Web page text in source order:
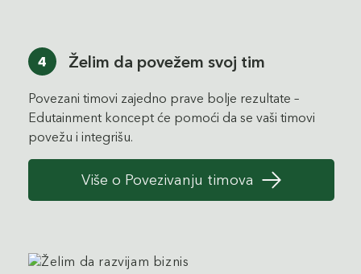
4 Želim da povežem svoj tim
Povezani timovi zajedno prave bolje rezultate –
Edutainment koncept će pomoći da se vaši timovi
povežu i integrišu.
Više o Povezivanju timova